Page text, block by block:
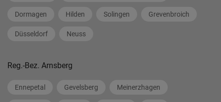
Dormagen Hilden Solingen Grevenbroich
Düsseldorf Neuss
Reg.-Bez. Arnsberg
Ennepetal Gevelsberg Meinerzhagen